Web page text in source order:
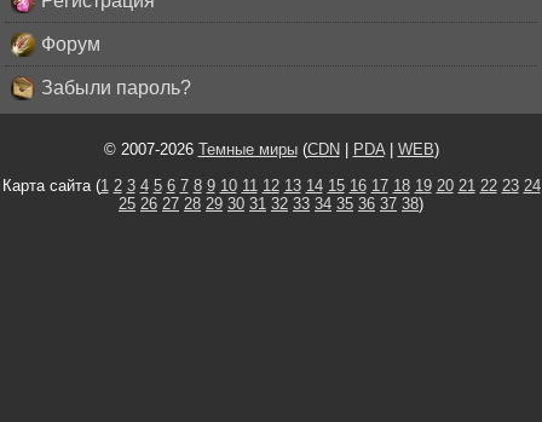
Форум
Забыли пароль?
© 2007-2026 Темные миры(CDN| PDA| WEB)
Карта сайта (1 2 3 4 5 6 7 8 9 10 11 12 13 14 15 16 17 18 19 20 21 22 23 24
25 26 27 28 29 30 31 32 33 34 35 36 37 38)